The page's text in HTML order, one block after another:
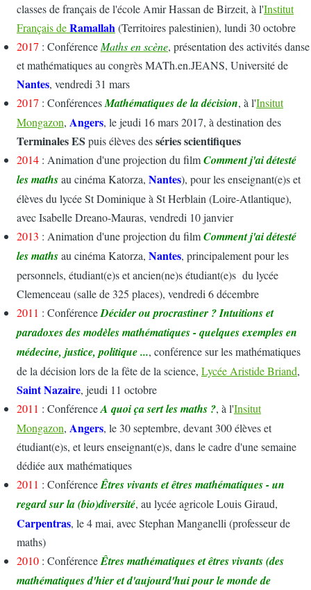
classes de français de l'école Amir Hassan de Birzeit, à l'Institut
Français deRamallah(Territoires palestinien), lundi 30 octobre
2017 : Conférence Maths en scène, présentation des activités danse
et mathématiques au congrès MATh.en.JEANS, Université de
Nantes, vendredi 31 mars
2017 : ConférencesMathématiques de la décision, à l'Insitut
Mongazon, Angers, le jeudi 16 mars 2017, à destination des
Terminales ES puis élèves desséries scientifiques
2014 : Animation d'une projection du filmComment j'ai détesté
les mathsau cinéma Katorza, Nantes), pour les enseignant(e)s et
élèves du lycée St Dominique à St Herblain (Loire-Atlantique),
avec Isabelle Dreano-Mauras, vendredi 10 janvier
2013 : Animation d'une projection du filmComment j'ai détesté
les mathsau cinéma Katorza, Nantes, principalement pour les
personnels, étudiant(e)s et ancien(ne)s étudiant(e)s du lycée
Clemenceau (salle de 325 places), vendredi 6 décembre
2011 : ConférenceDécider ou procrastiner ? Intuitions et
paradoxes des modèles mathématiques - quelques exemples en
médecine, justice, politique ..., conférence sur les mathématiques
de la décision lors de la fête de la science, Lycée Aristide Briand,
Saint Nazaire, jeudi 11 octobre
2011 : ConférenceA quoi ça sert les maths ?, à l'Insitut
Mongazon, Angers, le 30 septembre, devant 300 élèves et
étudiant(e)s, et leurs enseignant(e)s, dans le cadre d'une semaine
dédiée aux mathématiques
2011 : ConférenceÊtres vivants et êtres mathématiques - un
regard sur la (bio)diversité, au lycée agricole Louis Giraud,
Carpentras, le 4 mai, avec Stephan Manganelli (professeur de
maths)
2010 : ConférenceÊtres mathématiques et êtres vivants (des
mathématiques d'hier et d'aujourd'hui pour le monde de